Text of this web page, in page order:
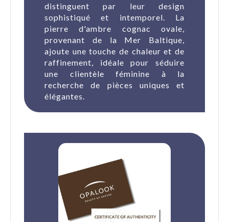
distinguent par leur design
sophistiqué et intemporel. La
pierre d'ambre cognac ovale,
provenant de la Mer Baltique,
ajoute une touche de chaleur et de
raffinement, idéale pour séduire
une clientèle féminine à la
recherche de pièces uniques et
élégantes.